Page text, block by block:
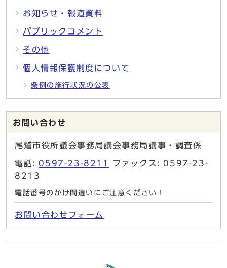
お知らせ・報道資料
パブリックコメント
その他
個人情報保護制度について
条例の施行状況の公表
お問い合わせ
尾鷲市役所議会事務局議会事務局議事・調査係
電話: 0597-23-8211
ファックス: 0597-23-
8213
電話番号のかけ間違いにご注意ください！
お問い合わせフォーム